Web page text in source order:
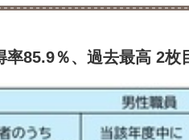
率85.9％、過去最高 2枚